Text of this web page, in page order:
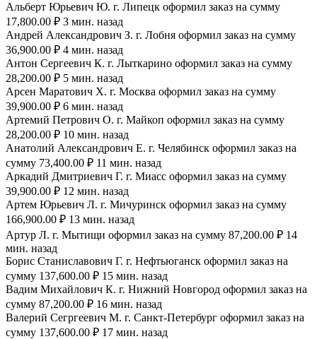
Альберт Юрьевич Ю. г. Липецк оформил заказ на сумму
17,800.00 ₽ 3 мин. назад
Андрей Александрович З. г. Лобня оформил заказ на сумму
36,900.00 ₽ 4 мин. назад
Антон Сергеевич К. г. Лыткарино оформил заказ на сумму
28,200.00 ₽ 5 мин. назад
Арсен Маратович Х. г. Москва оформил заказ на сумму
39,900.00 ₽ 6 мин. назад
Артемий Петрович О. г. Майкоп оформил заказ на сумму
28,200.00 ₽ 10 мин. назад
Анатолий Александрович Е. г. Челябинск оформил заказ на
сумму 73,400.00 ₽ 11 мин. назад
Аркадий Дмитриевич Г. г. Миасс оформил заказ на сумму
39,900.00 ₽ 12 мин. назад
Артем Юрьевич Л. г. Мичуринск оформил заказ на сумму
166,900.00 ₽ 13 мин. назад
Артур Л. г. Мытищи оформил заказ на сумму 87,200.00 ₽ 14
мин. назад
Борис Станиславович Г. г. Нефтьюганск оформил заказ на
сумму 137,600.00 ₽ 15 мин. назад
Вадим Михайлович К. г. Нижний Новгород оформил заказ на
сумму 87,200.00 ₽ 16 мин. назад
Валерий Сегргеевич М. г. Санкт-Петербург оформил заказ на
сумму 137,600.00 ₽ 17 мин. назад